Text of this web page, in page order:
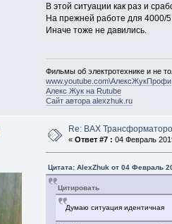
В этой ситуации как раз и
На прежней работе для 4000/
Иначе тоже не давились.
Фильмы об электротехнике и не
www.youtube.com\АлексЖукПрофи
Алекс Жук на Rutube
Сайт автора alexzhuk.ru
Re: ВАХ
« Ответ #7 : 04 Февраль
Цитата: AlexZhuk от 04 Февраль
Цитировать
Думаю ситуация идентичная